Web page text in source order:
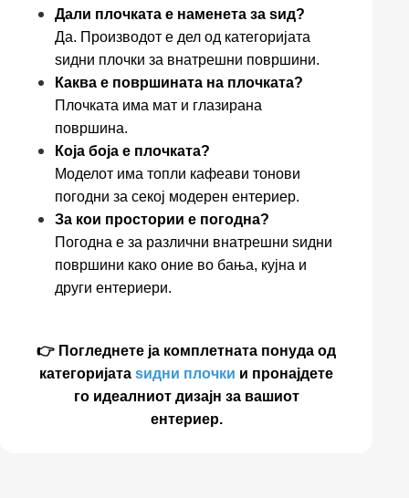
Дали плочката е наменета за ѕид?
Да. Производот е дел од категоријата
ѕидни плочки за внатрешни површини.
Каква е површината на плочката?
Плочката има мат и глазирана
површина.
Која боја е плочката?
Моделот има топли кафеави тонови
погодни за секој модерен ентериер.
За кои простории е погодна?
Погодна е за различни внатрешни ѕидни
површини како оние во бања, кујна и
други ентериери.
👉 Погледнете ја комплетната понуда од
категоријата ѕидни плочки и пронајдете
го идеалниот дизајн за вашиот
ентериер.